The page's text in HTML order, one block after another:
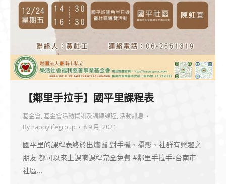
【鄰里手拉手】國平里課程表
基金會, 基金會活動資訊及訓練課程, 活動訊息
By happylifegroup 8 9 月, 2021
國平里的課程表終於出爐囉 對手機、攝影、社群有興趣之
朋友 都可以來上課唷課程完全免費 #鄰里手拉手-台南市
社區…